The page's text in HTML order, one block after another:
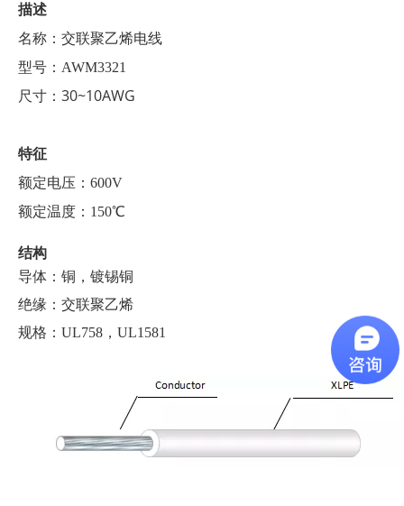
描述
名称： 交联聚乙烯电线
型号：AWM3321
尺寸： 30~10AWG
特征
额定电压： 600V
额定温度： 150℃
结构
导体：铜，镀锡铜
绝缘：交联聚乙烯
规格：UL758，UL1581